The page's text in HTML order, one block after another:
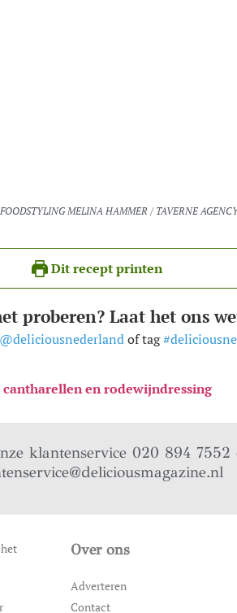
FOODSTYLING MELINA HAMMER / TAVERNE
Dit recept printen
proberen? Laat het ons
@deliciousnederlandof tag
en rodewijndressing
klantenservice 020 894
Over ons
Adverteren
Contact